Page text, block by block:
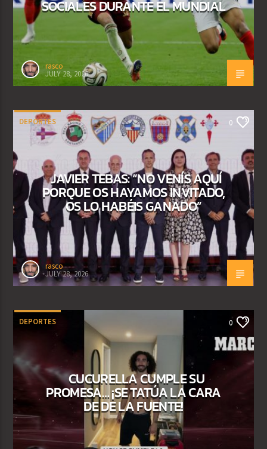
SOCIALES DURANTE EL MUNDIAL
rasco
JULY 28, 2026
DEPORTES 0
JAVIER TEBAS: “NO VENÍS AQUÍ
PORQUE OS HAYAMOS INVITADO,
OS LO HABÉIS GANADO”
rasco
JULY 28, 2026
DEPORTES 0
CUCURELLA CUMPLE SU
PROMESA… ¡SE TATÚA LA CARA
DE DE LA FUENTE!